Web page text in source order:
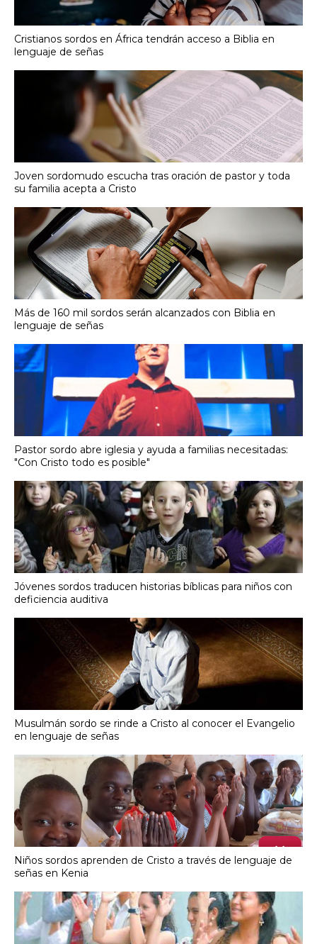
Cristianos sordos en África tendrán acceso a Biblia en
lenguaje de señas
Joven sordomudo escucha tras oración de pastor y toda
su familia acepta a Cristo
Más de 160 mil sordos serán alcanzados con Biblia en
lenguaje de señas
Pastor sordo abre iglesia y ayuda a familias necesitadas:
"Con Cristo todo es posible"
Jóvenes sordos traducen historias bíblicas para niños con
deficiencia auditiva
Musulmán sordo se rinde a Cristo al conocer el Evangelio
en lenguaje de señas
Niños sordos aprenden de Cristo a través de lenguaje de
señas en Kenia